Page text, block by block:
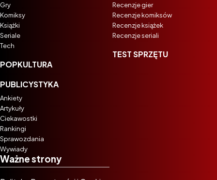
Gry
Komiksy
Książki
Seriale
Tech
POPKULTURA
PUBLICYSTYKA
Ankiety
Artykuły
Ciekawostki
Rankingi
Sprawozdania
Wywiady
Recenzje gier
Recenzje komiksów
Recenzje książek
Recenzje seriali
TEST SPRZĘTU
Ważne strony